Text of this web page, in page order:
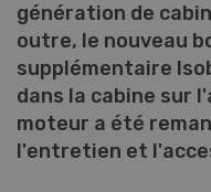
génération de
outre, le nouveau
supplémentaire
dans la cabine sur
moteur a été
l'entretien et